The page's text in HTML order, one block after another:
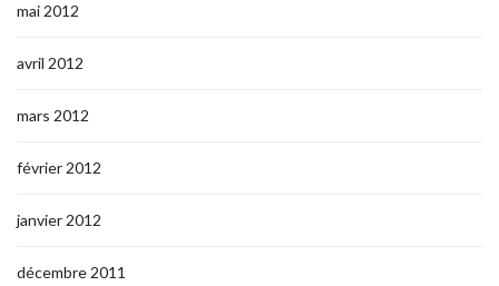
mai 2012
avril 2012
mars 2012
février 2012
janvier 2012
décembre 2011